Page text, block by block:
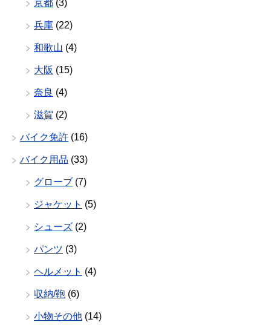
京都 (3)
兵庫 (22)
和歌山 (4)
大阪 (15)
奈良 (4)
滋賀 (2)
バイク免許 (16)
バイク用品 (33)
グローブ (7)
ジャケット (5)
シューズ (2)
パンツ (3)
ヘルメット (4)
収納/鞄 (6)
小物その他 (14)